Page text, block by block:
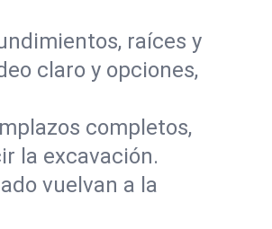
raíces y
claro y opciones,
completos,
la excavación.
vuelvan a la